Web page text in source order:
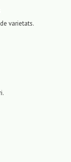
varietats.